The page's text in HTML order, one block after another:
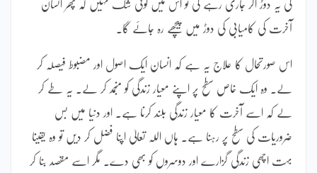
کی یہ دوڑ اگر جاری رہے گی تو اس میں کوئی شک نہیں کہ پھر انسان
آخرت کی کامیابی کی دوڑ میں پیچھے رہ جائے گا۔
اس صورتحال کا علاج یہ ہے کہ انسان ایک اصول اور مضبوط فیصلہ کر
لے۔ وہ ایک خاص سطح پر اپنے معیار زندگی کو منجمد کر لے۔ یہ طے کر
لے کہ اسے آخرت کا معیار زندگی بلند کرنا ہے۔ اور دنیا میں بس
ضروریات کی سطح پر رہنا ہے۔ ہاں اللہ تعالیٰ اپنا فضل کر دیں تو وہ یقینا
بہت اچھی زندگی گزارے اور دوسروں کو بھی دے۔ مگر اسے مقصد بنا کر